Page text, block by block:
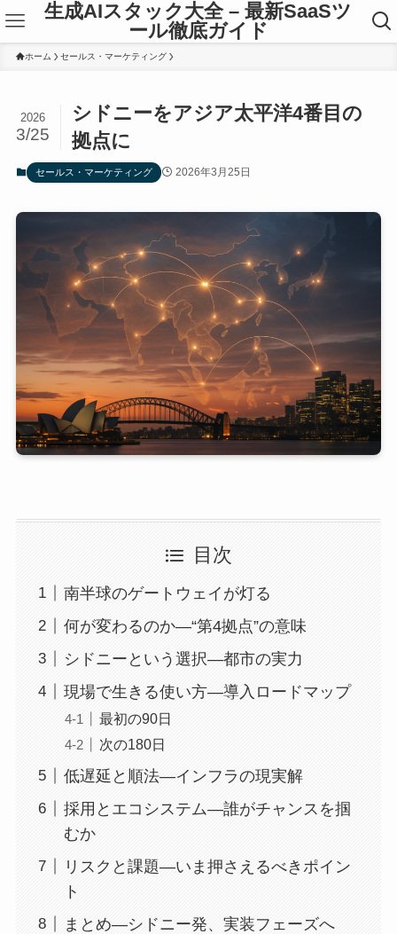
生成AIスタック大全 – 最新SaaSツ
ール徹底ガイド
ホーム セールス・マーケティング
シドニーをアジア太平洋4番目の
拠点に
2026
3/25
セールス・マーケティング 2026年3月25日
目次
南半球のゲートウェイが灯る
何が変わるのか—“第4拠点”の意味
シドニーという選択—都市の実力
現場で生きる使い方—導入ロードマップ
最初の90日
次の180日
低遅延と順法—インフラの現実解
採用とエコシステム—誰がチャンスを掴
むか
リスクと課題—いま押さえるべきポイン
ト
まとめ—シドニー発、実装フェーズへ